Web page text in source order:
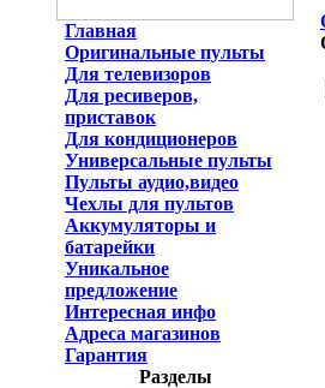
Главная
Оригинальные пульты
Для телевизоров
Для ресиверов,
приставок
Для кондиционеров
Универсальные пульты
Пульты аудио,видео
Чехлы для пультов
Аккумуляторы и
батарейки
Уникальное
предложение
Интересная инфо
Адреса магазинов
Гарантия
Разделы